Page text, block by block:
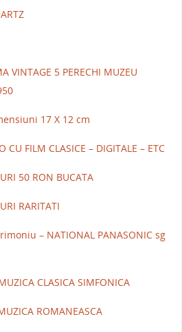
VINTAGE 5 PERECHI MUZEU
17 X 12 cm
CU FILM CLASICE – DIGITALE – ETC
50 RON BUCATA
RARITATI
– NATIONAL PANASONIC sg
CLASICA SIMFONICA
ROMANEASCA